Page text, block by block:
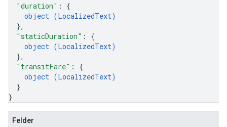
"duration" : {
object (LocalizedText)
},
"staticDuration" : {
object (LocalizedText)
},
"transitFare" : {
object (LocalizedText)
}
}
Felder